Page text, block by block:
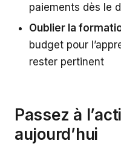
paiements dès le
Oublier la
budget pour
rester pertinent
Passez à
aujourd’hui